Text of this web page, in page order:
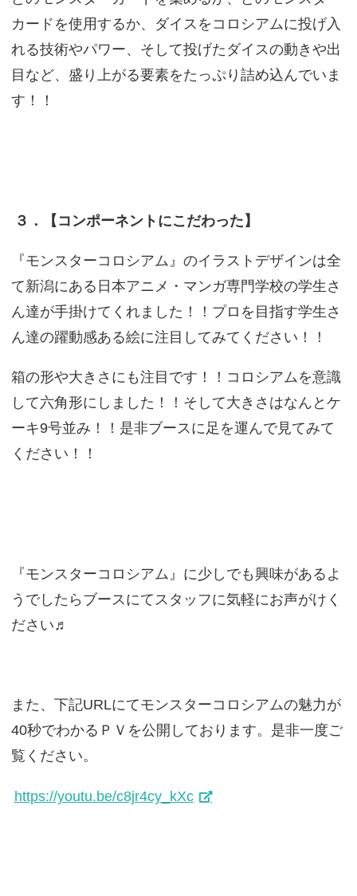
カードを使用するか、ダイスをコロシアムに投げ入
れる技術やパワー、そして投げたダイスの動きや出
目など、盛り上がる要素をたっぷり詰め込んでいま
す！！
３．【コンポーネントにこだわった】
『モンスターコロシアム』のイラストデザインは全
て新潟にある日本アニメ・マンガ専門学校の学生さ
ん達が手掛けてくれました！！プロを目指す学生さ
ん達の躍動感ある絵に注目してみてください！！
箱の形や大きさにも注目です！！コロシアムを意識
して六角形にしました！！そして大きさはなんとケ
ーキ9号並み！！是非ブースに足を運んで見てみて
ください！！
『モンスターコロシアム』に少しでも興味があるよ
うでしたらブースにてスタッフに気軽にお声がけく
ださい♬
また、下記URLにてモンスターコロシアムの魅力が
40秒でわかるＰＶを公開しております。是非一度ご
覧ください。
https://youtu.be/c8jr4cy_kXc